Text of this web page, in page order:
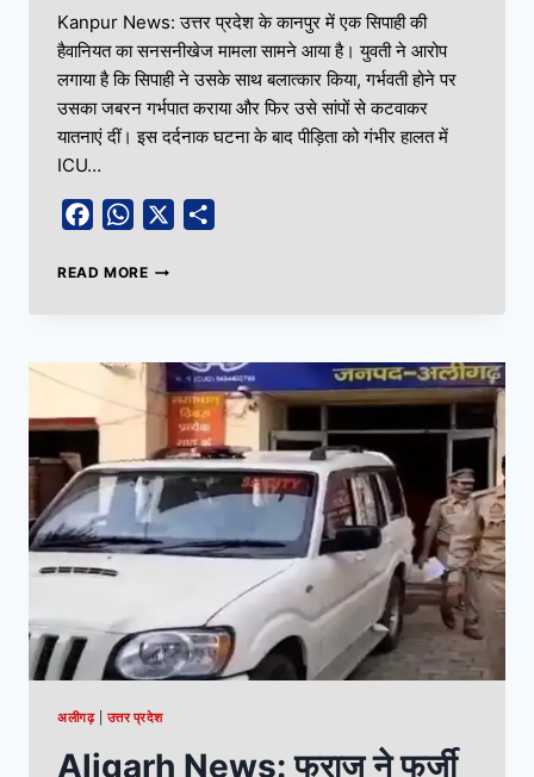
Kanpur News: उत्तर प्रदेश के कानपुर में एक सिपाही की
हैवानियत का सनसनीखेज मामला सामने आया है। युवती ने आरोप
लगाया है कि सिपाही ने उसके साथ बलात्कार किया, गर्भवती होने पर
उसका जबरन गर्भपात कराया और फिर उसे सांपों से कटवाकर
यातनाएं दीं। इस दर्दनाक घटना के बाद पीड़िता को गंभीर हालत में
ICU…
FacebookWhatsApp
READ MORE
अलीगढ़|उत्तर प्रदेश
Aligarh News: फराज ने फर्जी